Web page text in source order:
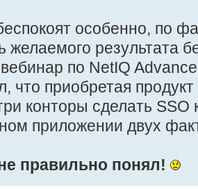
особенно, по
желаемого результата
по NetIQ
что приобретая продукт
конторы сделать SSO
приложении двух
правильно понял!